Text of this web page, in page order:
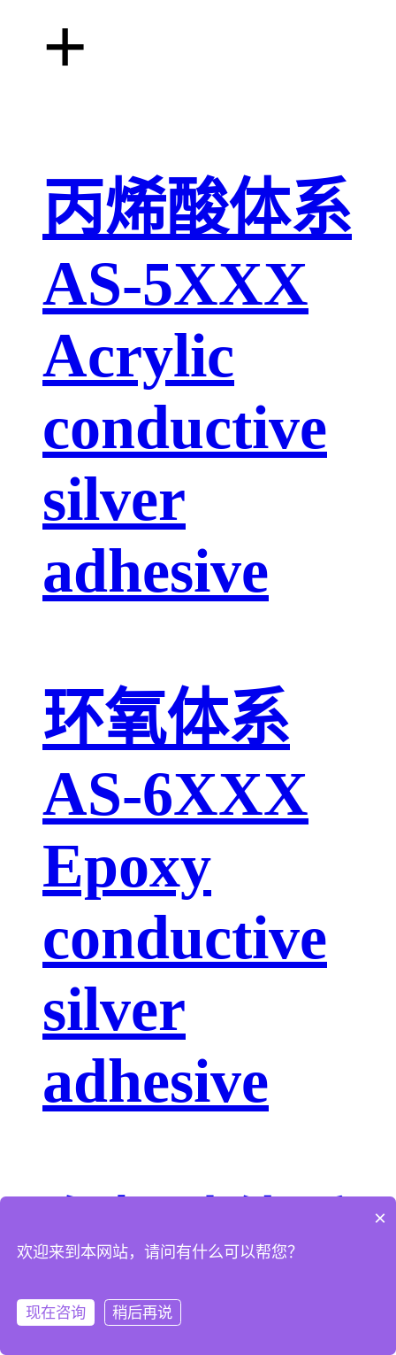
+
丙烯酸体系
AS-5XXX
Acrylic
conductive
silver
adhesive
环氧体系
AS-6XXX
Epoxy
conductive
silver
adhesive
有机硅体系
AS-7XXX
×
欢迎来到本网站，请问有什么可以帮您？
现在咨询 稍后再说